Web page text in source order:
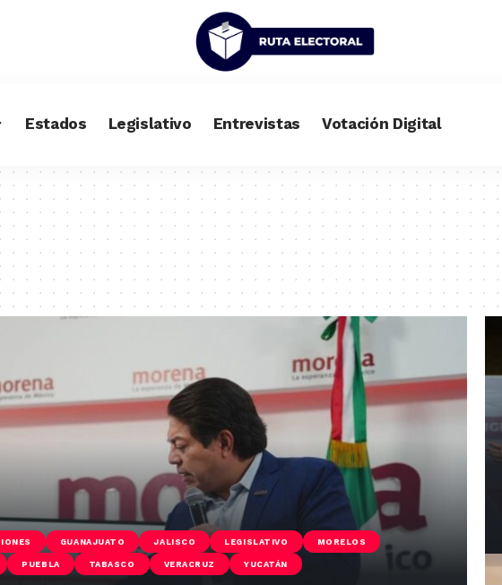
Estados Legislativo Entrevistas Votación Digital
GUANAJUATO JALISCO LEGISLATIVO MORELOS
PUEBLA TABASCO VERACRUZ YUCATÁN